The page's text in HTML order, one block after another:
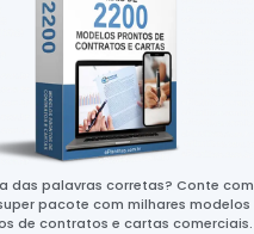
das palavras corretas? Conte com
pacote com milhares modelos
de contratos e cartas comerciais.